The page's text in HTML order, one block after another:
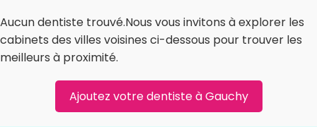
Aucun dentiste trouvé.Nous vous invitons à explorer les
cabinets des villes voisines ci-dessous pour trouver les
meilleurs à proximité.
Ajoutez votre dentiste à Gauchy